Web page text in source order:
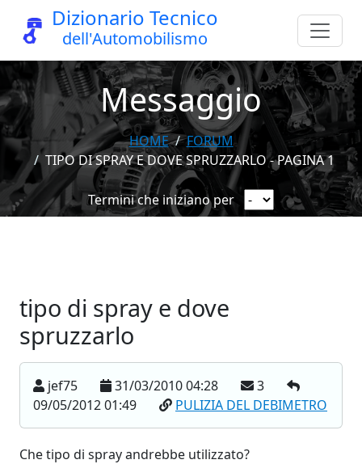
Dizionario Tecnico
dell'Automobilismo
Messaggio
HOME
FORUM
TIPO DI SPRAY E DOVE SPRUZZARLO - PAGINA 1
Termini che iniziano per
tipo di spray e dove
spruzzarlo
jef75 31/03/2010 04:28
3
09/05/2012 01:49
PULIZIA DEL DEBIMETRO
Che tipo di spray andrebbe utilizzato?